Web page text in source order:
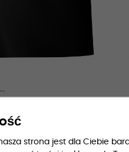
strona jest dla Ciebie